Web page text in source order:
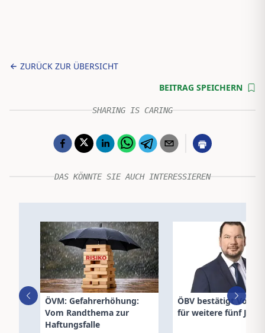
ZURÜCK ZUR ÜBERSICHT
BEITRAG SPEICHERN
SHARING IS CARING
DAS KÖNNTE SIE AUCH INTERESSIEREN
ÖVM: Gefahrerhöhung:
Vom Randthema zur
Haftungsfalle
ÖBV bestätigt
für weitere fünf Jahre